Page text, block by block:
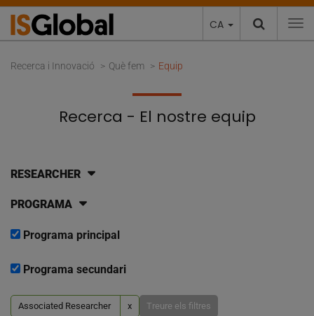
CA
Recerca i Innovació Què fem Equip
Recerca - El nostre equip
RESEARCHER
PROGRAMA
Programa principal
Programa secundari
Associated Researcher x Treure els filtres